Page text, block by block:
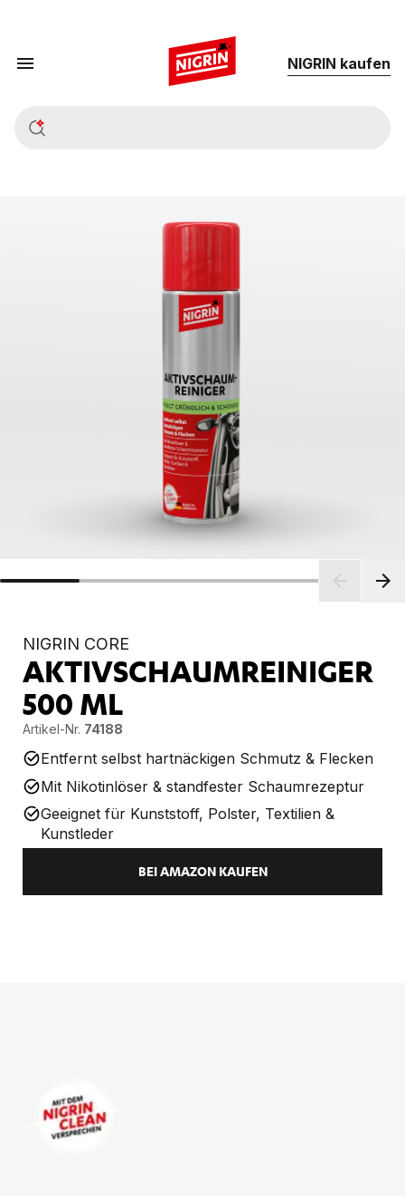
NIG­RIN kau­fen
NIGRIN CORE
AKTIVSCHAUMREINIGER
500 ML
Artikel-Nr. 74188
Entfernt selbst hartnäckigen Schmutz & Flecken
Mit Nikotinlöser & standfester Schaumrezeptur
Geeignet für Kunststoff, Polster, Textilien &
Kunstleder
BEI AMAZON KAUFEN